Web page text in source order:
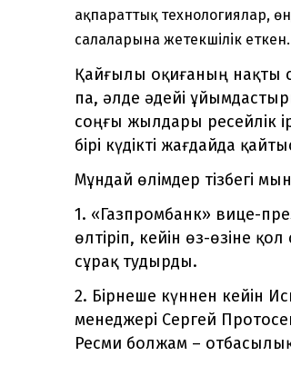
ақпараттық технологиялар,
салаларына жетекшілік еткен.
Қайғылы оқиғаның нақты
па, әлде әдейі
соңғы жылдары ресейлік
бірі күдікті жағдайда
Мұндай өлімдер тізбегі
1. «Газпромбанк» вице-
өлтіріп, кейін өз-өзіне
сұрақ тудырды.
2. Бірнеше күннен кейін
менеджері Сергей
Ресми болжам –